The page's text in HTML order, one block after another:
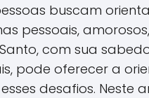
buscam
pessoais,
com sua
pode oferecer a
desafios. Neste